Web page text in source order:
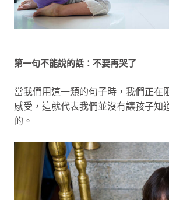
第一句不能說的話：不要再哭了
當我們用這一類的句子時，我們正在
感受，這就代表我們並沒有讓孩子知
的。